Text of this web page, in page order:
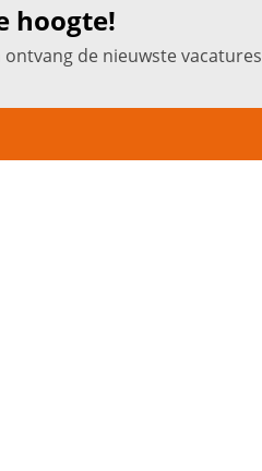
hoogte!
ontvang de nieuwste vacatures